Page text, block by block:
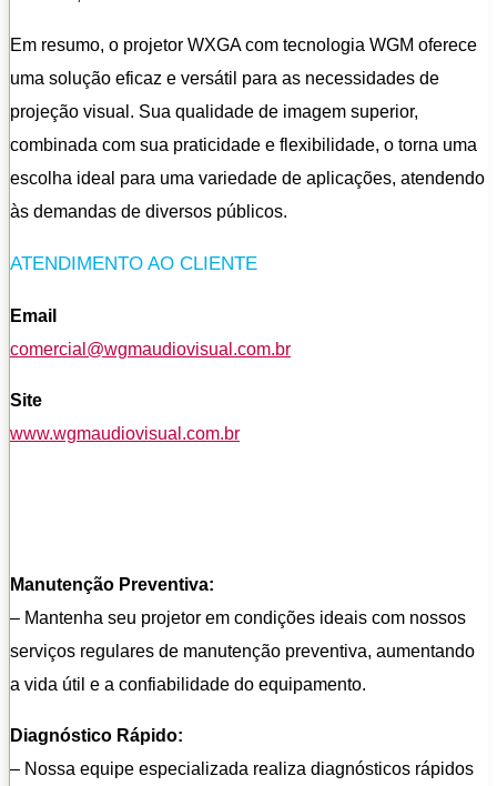
Em resumo, o projetor WXGA com tecnologia WGM oferece
uma solução eficaz e versátil para as necessidades de
projeção visual. Sua qualidade de imagem superior,
combinada com sua praticidade e flexibilidade, o torna uma
escolha ideal para uma variedade de aplicações, atendendo
às demandas de diversos públicos.
ATENDIMENTO AO CLIENTE
Email
comercial@wgmaudiovisual.com.br
Site
www.wgmaudiovisual.com.br
Manutenção Preventiva:
– Mantenha seu projetor em condições ideais com nossos
serviços regulares de manutenção preventiva, aumentando
a vida útil e a confiabilidade do equipamento.
Diagnóstico Rápido:
– Nossa equipe especializada realiza diagnósticos rápidos